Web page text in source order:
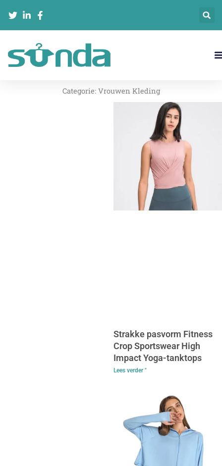
naar
de
Categorie: Vrouwen Kleding
Strakke pasvorm Fitness
Crop Sportswear High
Impact Yoga-tanktops
Lees verder "
页
面
页
面
页
面